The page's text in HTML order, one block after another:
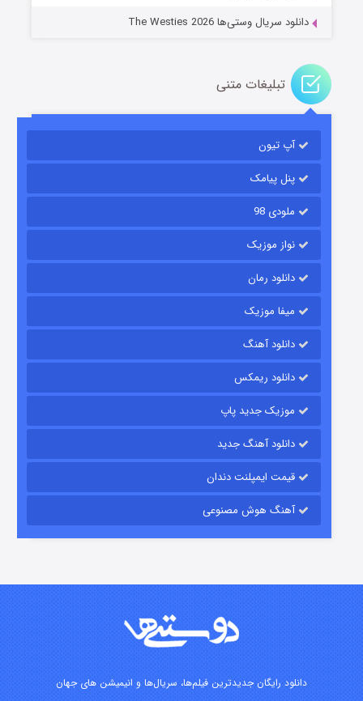
قسمت
شوگر فصل ۲
دانلود سریال وستی‌ها The Westies 2026
تبلیغات متنی
آپ تیون
پنل پیامک
ملودی 98
نواز موزیک
دانلود رمان
میفا موزیک
دانلود آهنگ
دانلود ریمکس
موزیک جدید پاپ
دانلود آهنگ جدید
قیمت ایمپلنت دندان
آهنگ هوش مصنوعی
دانلود رایگان جدیدترین فیلم‌ها، سریال‌ها و انیمیشن های جهان